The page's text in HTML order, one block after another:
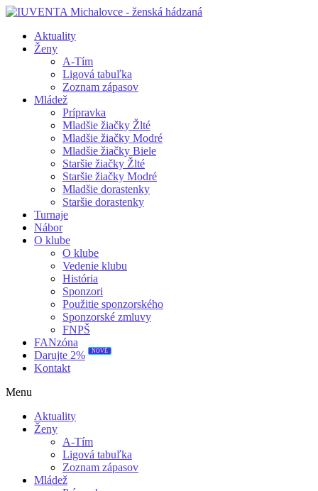
Aktuality
Ženy
A-Tím
Ligová tabuľka
Zoznam zápasov
Mládež
Prípravka
Mladšie žiačky Žlté
Mladšie žiačky Modré
Mladšie žiačky Biele
Staršie žiačky Žlté
Staršie žiačky Modré
Mladšie dorastenky
Staršie dorastenky
Turnaje
Nábor
O klube
O klube
Vedenie klubu
História
Sponzori
Použitie sponzorského
Sponzorské zmluvy
FNPŠ
FANzóna
Darujte 2%
NOVÉ
Kontakt
Menu
Aktuality
Ženy
A-Tím
Ligová tabuľka
Zoznam zápasov
Mládež